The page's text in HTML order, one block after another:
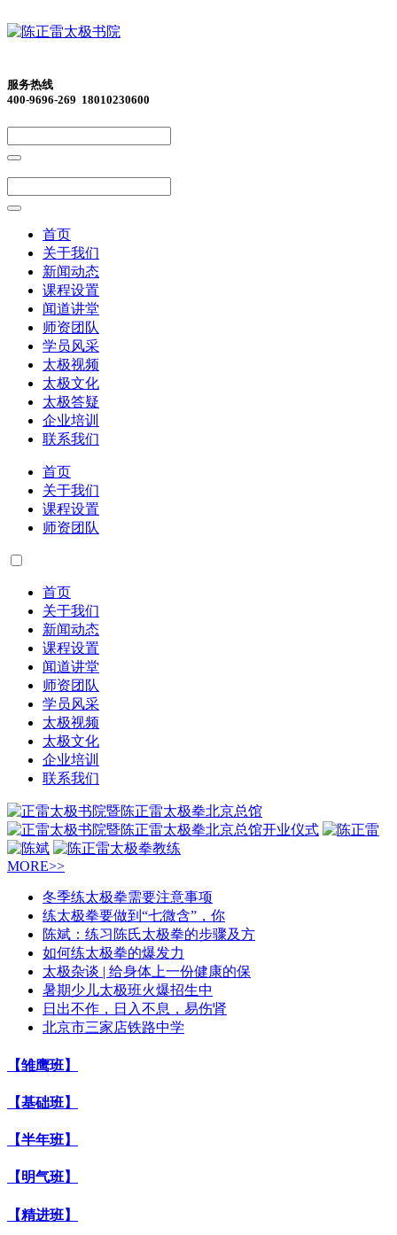
服务热线
400-9696-269 18010230600
首页
关于我们
新闻动态
课程设置
闻道讲堂
师资团队
学员风采
太极视频
太极文化
太极答疑
企业培训
联系我们
首页
关于我们
课程设置
师资团队
首页
关于我们
新闻动态
课程设置
闻道讲堂
师资团队
学员风采
太极视频
太极文化
企业培训
联系我们
MORE>>
冬季练太极拳需要注意事项
练太极拳要做到“七微含”，你
陈斌：练习陈氏太极拳的步骤及方
如何练太极拳的爆发力
太极杂谈 | 给身体上一份健康的保
暑期少儿太极班火爆招生中
日出不作，日入不息，易伤肾
北京市三家店铁路中学
【雏鹰班】
【基础班】
【半年班】
【明气班】
【精进班】